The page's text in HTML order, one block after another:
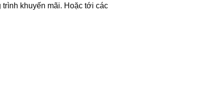
khuyến mãi. Hoặc tới các